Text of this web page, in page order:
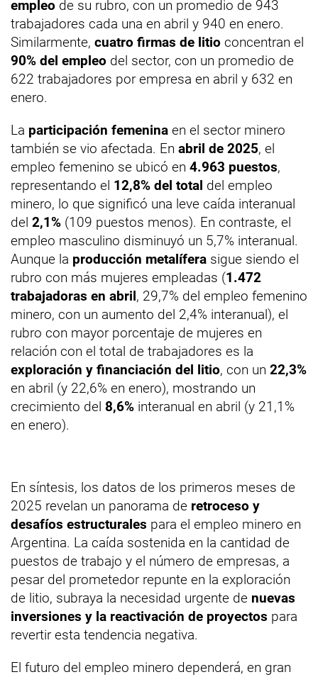
empleo de su rubro, con un promedio de 943
trabajadores cada una en abril y 940 en enero.
Similarmente, cuatro firmas de litio concentran el
90% del empleo del sector, con un promedio de
622 trabajadores por empresa en abril y 632 en
enero.
La participación femenina en el sector minero
también se vio afectada. En abril de 2025, el
empleo femenino se ubicó en 4.963 puestos,
representando el 12,8% del total del empleo
minero, lo que significó una leve caída interanual
del 2,1% (109 puestos menos). En contraste, el
empleo masculino disminuyó un 5,7% interanual.
Aunque la producción metalífera sigue siendo el
rubro con más mujeres empleadas (1.472
trabajadoras en abril, 29,7% del empleo femenino
minero, con un aumento del 2,4% interanual), el
rubro con mayor porcentaje de mujeres en
relación con el total de trabajadores es la
exploración y financiación del litio, con un 22,3%
en abril (y 22,6% en enero), mostrando un
crecimiento del 8,6% interanual en abril (y 21,1%
en enero).
En síntesis, los datos de los primeros meses de
2025 revelan un panorama de retroceso y
desafíos estructurales para el empleo minero en
Argentina. La caída sostenida en la cantidad de
puestos de trabajo y el número de empresas, a
pesar del prometedor repunte en la exploración
de litio, subraya la necesidad urgente de nuevas
inversiones y la reactivación de proyectos para
revertir esta tendencia negativa.
El futuro del empleo minero dependerá, en gran